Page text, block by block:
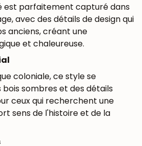
est parfaitement capturé dans
avec des détails de design qui
anciens, créant une
et chaleureuse.
coloniale, ce style se
sombres et des détails
ceux qui recherchent une
sens de l'histoire et de la